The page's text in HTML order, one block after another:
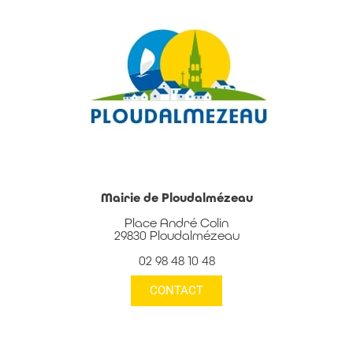
Mairie de Ploudalmézeau
Place André Colin
29830 Ploudalmézeau
02 98 48 10 48
CONTACT